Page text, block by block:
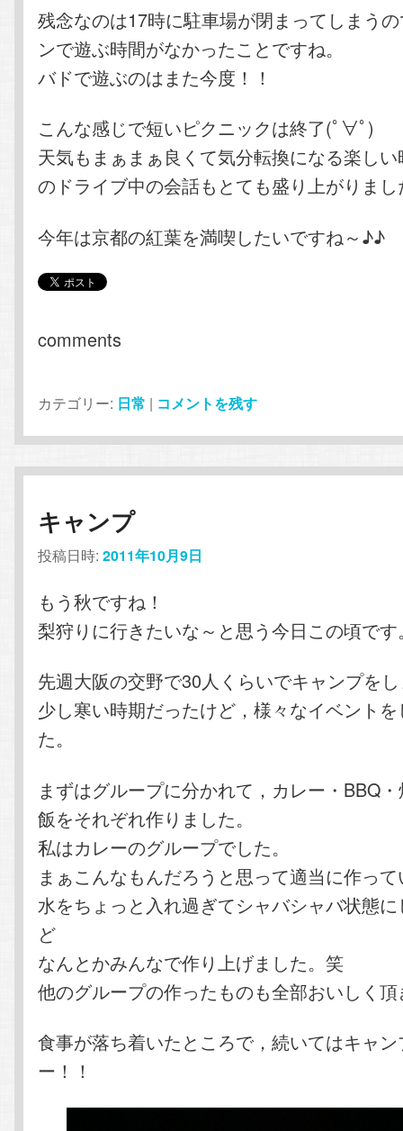
残念なのは17時に駐車場が閉まってしまう
ンで遊ぶ時間がなかったことですね。
バドで遊ぶのはまた今度！！
こんな感じで短いピクニックは終了(ﾟ∀ﾟ)
天気もまぁまぁ良くて気分転換になる楽し
のドライブ中の会話もとても盛り上がりまし
今年は京都の紅葉を満喫したいですね～♪♪
comments
カテゴリー: 日常 | コメントを残す
キャンプ
投稿日時:2011年10月9日
もう秋ですね！
梨狩りに行きたいな～と思う今日この頃です
先週大阪の交野で30人くらいでキャンプを
少し寒い時期だったけど，様々なイベント
た。
まずはグループに分かれて，カレー・BBQ
飯をそれぞれ作りました。
私はカレーのグループでした。
まぁこんなもんだろうと思って適当に作っ
水をちょっと入れ過ぎてシャバシャバ状態
ど
なんとかみんなで作り上げました。笑
他のグループの作ったものも全部おいしく
食事が落ち着いたところで，続いてはキャ
ー！！